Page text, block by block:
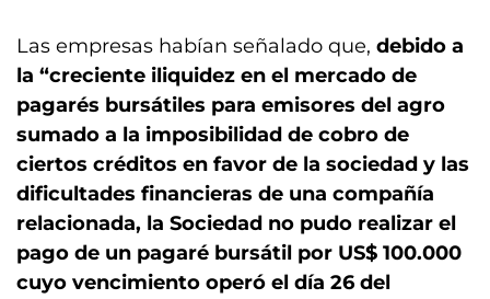
Las empresas habían señalado que, debido a
la “creciente iliquidez en el mercado de
pagarés bursátiles para emisores del agro
sumado a la imposibilidad de cobro de
ciertos créditos en favor de la sociedad y las
dificultades financieras de una compañía
relacionada, la Sociedad no pudo realizar el
pago de un pagaré bursátil por US$ 100.000
cuyo vencimiento operó el día 26 del